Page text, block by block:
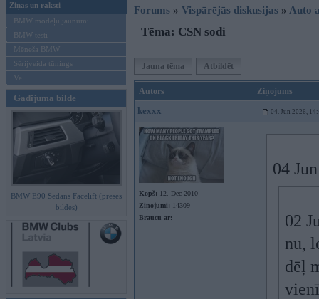
Ziņas un raksti
BMW modeļu jaunumi
BMW testi
Mēneša BMW
Sērijveida tūnings
Vel...
Gadījuma bilde
BMW E90 Sedans Facelift (preses
bildes)
Forums » Vispārējās diskusijas » Auto
Tēma: CSN sodi
Jauna tēma Atbildēt
Autors Ziņojums
kexxx 04. Jun 2026,
Kopš: 12. Dec 2010
Ziņojumi: 14309
Braucu ar:
04
02
nu,
dēļ